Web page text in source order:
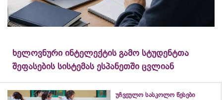
ხელოვნური ინტელექტის გამო სტუდენტთა
შეფასების სისტემას ესპანეთში ცვლიან
უჩვეულო სასკოლო წესები